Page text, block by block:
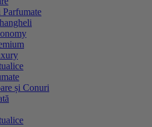
și Conuri